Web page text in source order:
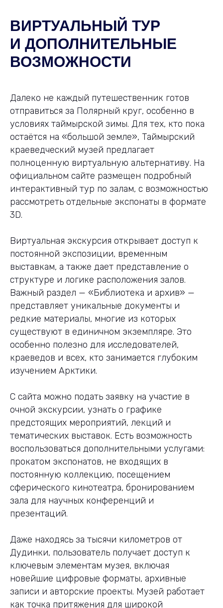
ВИРТУАЛЬНЫЙ ТУР
И ДОПОЛНИТЕЛЬНЫЕ
ВОЗМОЖНОСТИ
Далеко не каждый путешественник готов
отправиться за Полярный круг, особенно в
условиях таймырской зимы. Для тех, кто пока
остаётся на «большой земле», Таймырский
краеведческий музей предлагает
полноценную виртуальную альтернативу. На
официальном сайте размещен подробный
интерактивный тур по залам, с возможностью
рассмотреть отдельные экспонаты в формате
3D.
Виртуальная экскурсия открывает доступ к
постоянной экспозиции, временным
выставкам, а также дает представление о
структуре и логике расположения залов.
Важный раздел — «Библиотека и архив» —
представляет уникальные документы и
редкие материалы, многие из которых
существуют в единичном экземпляре. Это
особенно полезно для исследователей,
краеведов и всех, кто занимается глубоким
изучением Арктики.
С сайта можно подать заявку на участие в
очной экскурсии, узнать о графике
предстоящих мероприятий, лекций и
тематических выставок. Есть возможность
воспользоваться дополнительными услугами:
прокатом экспонатов, не входящих в
постоянную коллекцию, посещением
сферического кинотеатра, бронированием
зала для научных конференций и
презентаций.
Даже находясь за тысячи километров от
Дудинки, пользователь получает доступ к
ключевым элементам музея, включая
новейшие цифровые форматы, архивные
записи и авторские проекты. Музей работает
как точка притяжения для широкой